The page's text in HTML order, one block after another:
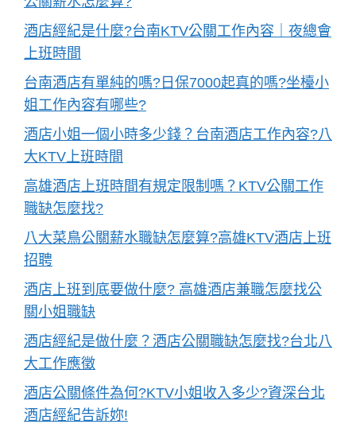
酒店經紀是什麼?台南KTV公關工作內容｜夜總會
上班時間
台南酒店有單純的嗎?日保7000起真的嗎?坐檯小
姐工作內容有哪些?
酒店小姐一個小時多少錢？台南酒店工作內容?八
大KTV上班時間
高雄酒店上班時間有規定限制嗎？KTV公關工作
職缺怎麼找?
八大菜鳥公關薪水職缺怎麼算?高雄KTV酒店上班
招聘
酒店上班到底要做什麼? 高雄酒店兼職怎麼找公
關小姐職缺
酒店經紀是做什麼？酒店公關職缺怎麼找?台北八
大工作應徵
酒店公關條件為何?KTV小姐收入多少?資深台北
酒店經紀告訴妳!